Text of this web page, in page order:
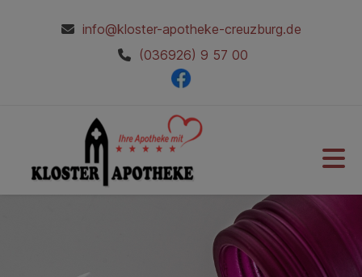
info@kloster-apotheke-creuzburg.de
(036926) 9 57 00